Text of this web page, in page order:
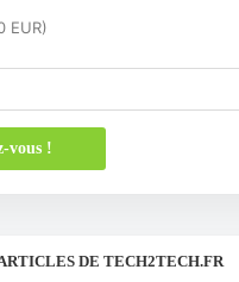
EUR)
DE TECH2TECH.FR